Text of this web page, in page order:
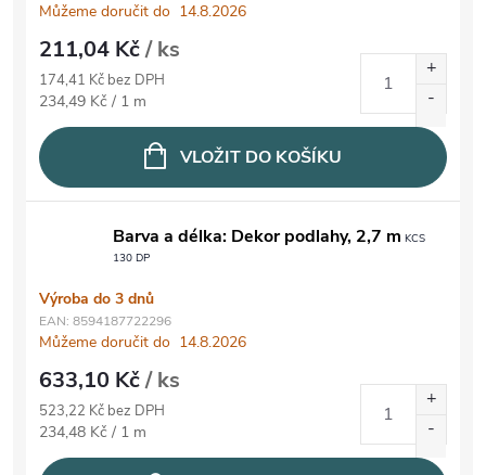
Můžeme doručit do 14.8.2026
211,04 Kč/ ks
174,41 Kč bez DPH
Měrná cena:
234,49 Kč / 1 m
VLOŽIT DO KOŠÍKU
Barva a délka: Dekor podlahy, 2,7 m KCS
130 DP
Výroba do 3 dnů
EAN: 8594187722296
Můžeme doručit do 14.8.2026
633,10 Kč/ ks
523,22 Kč bez DPH
Měrná cena:
234,48 Kč / 1 m